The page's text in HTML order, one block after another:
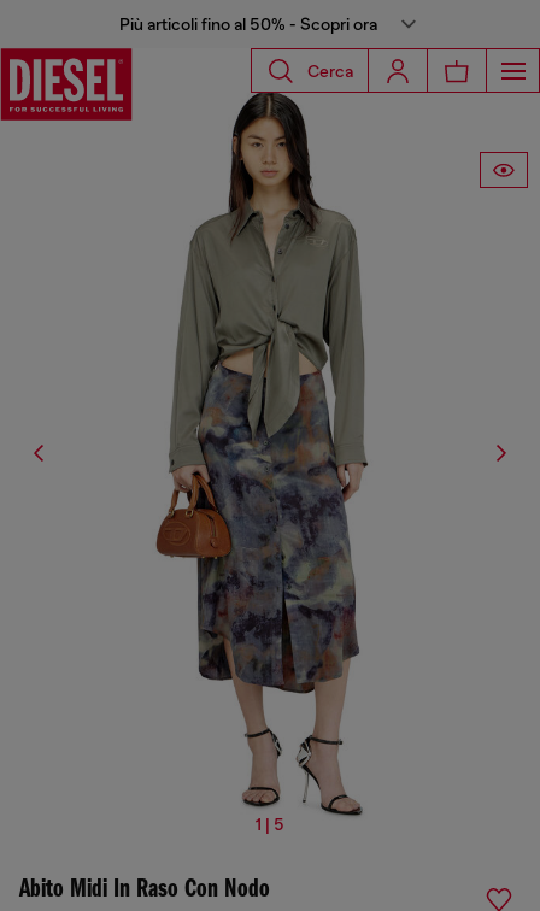
Più articoli fino al 50% - Scopri ora
Cerca
1 | 5
Abito Midi In Raso Con Nodo